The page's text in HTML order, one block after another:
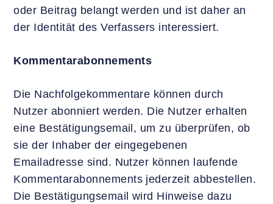
oder Beitrag belangt werden und ist daher an
der Identität des Verfassers interessiert.
Kommentarabonnements
Die Nachfolgekommentare können durch
Nutzer abonniert werden. Die Nutzer erhalten
eine Bestätigungsemail, um zu überprüfen, ob
sie der Inhaber der eingegebenen
Emailadresse sind. Nutzer können laufende
Kommentarabonnements jederzeit abbestellen.
Die Bestätigungsemail wird Hinweise dazu